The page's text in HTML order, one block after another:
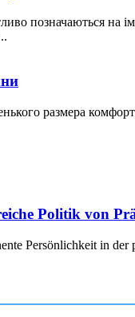
позначаються на
размера
Politik von
Persönlichkeit in der